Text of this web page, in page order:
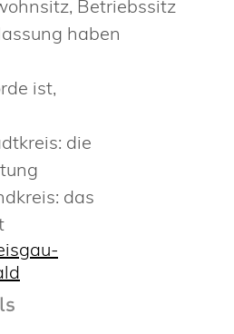
Betriebssitz
haben
ist,
die
das